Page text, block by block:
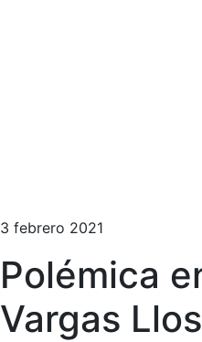
3 febrero 2021
Polémica
Vargas